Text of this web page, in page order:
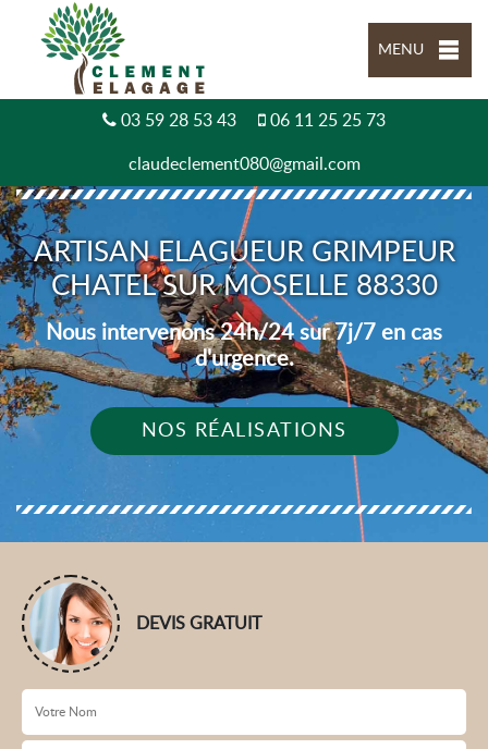
MENU
03 59 28 53 43 06 11 25 25 73
claudeclement080@gmail.com
ARTISAN ELAGUEUR GRIMPEUR
CHATEL SUR MOSELLE 88330
Nous intervenons 24h/24 sur 7j/7 en cas
d'urgence.
NOS RÉALISATIONS
DEVIS GRATUIT